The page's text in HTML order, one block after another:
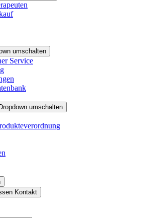
umschalten
Service
Dropdown umschalten
Kontakt